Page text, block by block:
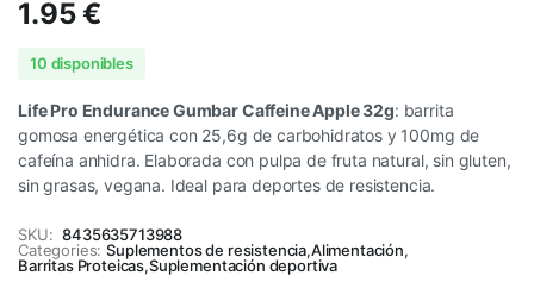
1.95€
10 disponibles
Life Pro Endurance Gumbar Caffeine Apple 32g: barrita
gomosa energética con 25,6g de carbohidratos y 100mg de
cafeína anhidra. Elaborada con pulpa de fruta natural, sin gluten,
sin grasas, vegana. Ideal para deportes de resistencia.
SKU: 8435635713988
Categories: Suplementos de resistencia,Alimentación,
Barritas Proteicas,Suplementación deportiva